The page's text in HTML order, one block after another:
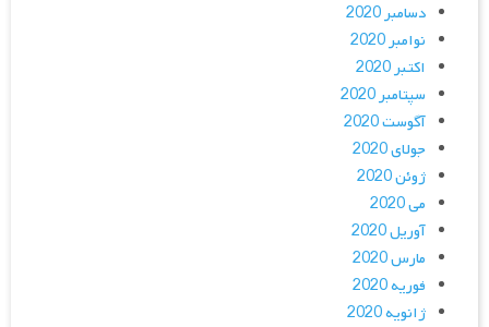
دسامبر 2020
نوامبر 2020
اکتبر 2020
سپتامبر 2020
آگوست 2020
جولای 2020
ژوئن 2020
می 2020
آوریل 2020
مارس 2020
فوریه 2020
ژانویه 2020